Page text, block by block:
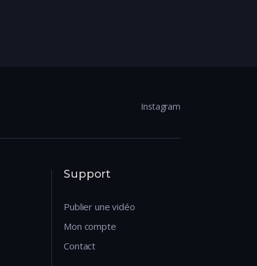
Instagram
Support
Publier une vidéo
Mon compte
Contact